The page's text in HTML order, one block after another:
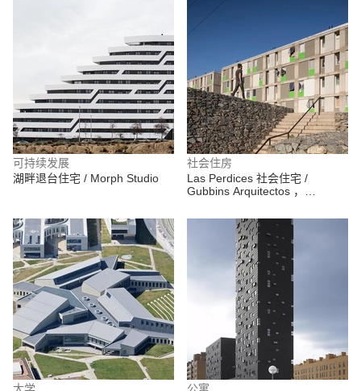
可持续发展
湖畔退台住宅 / Morph Studio
社会住房
Las Perdices 社会住宅 /
Gubbins Arquitectos ，